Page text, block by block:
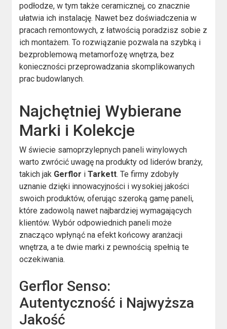
podłodze, w tym także ceramicznej, co znacznie
ułatwia ich instalację. Nawet bez doświadczenia w
pracach remontowych, z łatwością poradzisz sobie z
ich montażem. To rozwiązanie pozwala na szybką i
bezproblemową metamorfozę wnętrza, bez
konieczności przeprowadzania skomplikowanych
prac budowlanych.
Najchętniej Wybierane
Marki i Kolekcje
W świecie samoprzylepnych paneli winylowych
warto zwrócić uwagę na produkty od liderów branży,
takich jak Gerflor iTarkett. Te firmy zdobyły
uznanie dzięki innowacyjności i wysokiej jakości
swoich produktów, oferując szeroką gamę paneli,
które zadowolą nawet najbardziej wymagających
klientów. Wybór odpowiednich paneli może
znacząco wpłynąć na efekt końcowy aranżacji
wnętrza, a te dwie marki z pewnością spełnią te
oczekiwania.
Gerflor Senso:
Autentyczność i Najwyższa
Jakość